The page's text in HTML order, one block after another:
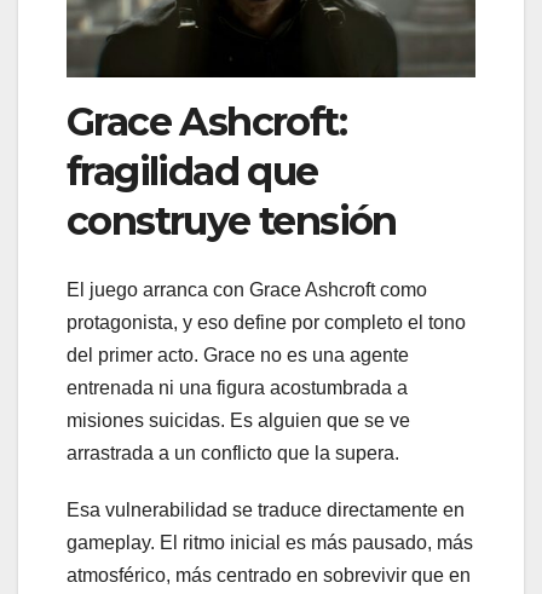
Grace Ashcroft:
fragilidad que
construye tensión
El juego arranca con Grace Ashcroft como
protagonista, y eso define por completo el tono
del primer acto. Grace no es una agente
entrenada ni una figura acostumbrada a
misiones suicidas. Es alguien que se ve
arrastrada a un conflicto que la supera.
Esa vulnerabilidad se traduce directamente en
gameplay. El ritmo inicial es más pausado, más
atmosférico, más centrado en sobrevivir que en